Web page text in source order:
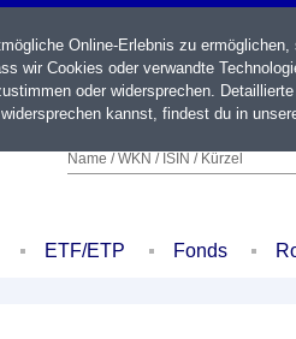
Name / WKN / ISIN / Kürzel
ETF/ETP Fonds
Online-Erlebnis zu
wir Cookies oder verwandte
oder widersprechen.
kannst, findest du in